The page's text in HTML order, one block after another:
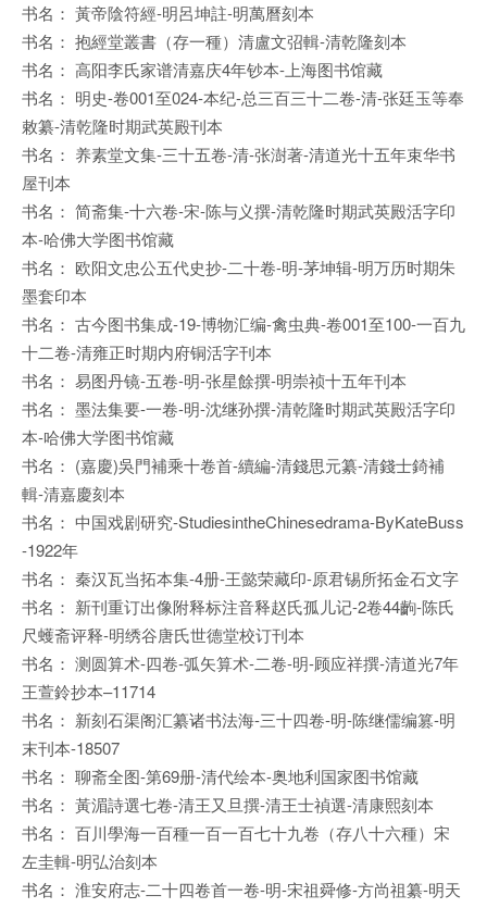
书名： 黃帝陰符經-明呂坤註-明萬曆刻本
书名： 抱經堂叢書（存一種）清盧文弨輯-清乾隆刻本
书名： 高阳李氏家谱清嘉庆4年钞本-上海图书馆藏
书名： 明史-卷001至024-本纪-总三百三十二卷-清-张廷玉等奉
敕纂-清乾隆时期武英殿刊本
书名： 养素堂文集-三十五卷-清-张澍著-清道光十五年束华书
屋刊本
书名： 简斋集-十六卷-宋-陈与义撰-清乾隆时期武英殿活字印
本-哈佛大学图书馆藏
书名： 欧阳文忠公五代史抄-二十卷-明-茅坤辑-明万历时期朱
墨套印本
书名： 古今图书集成-19-博物汇编-禽虫典-卷001至100-一百九
十二卷-清雍正时期内府铜活字刊本
书名： 易图丹镜-五卷-明-张星餘撰-明崇祯十五年刊本
书名： 墨法集要-一卷-明-沈继孙撰-清乾隆时期武英殿活字印
本-哈佛大学图书馆藏
书名： (嘉慶)吳門補乘十卷首-續編-清錢思元纂-清錢士錡補
輯-清嘉慶刻本
书名： 中国戏剧研究-StudiesintheChinesedrama-ByKateBuss
-1922年
书名： 秦汉瓦当拓本集-4册-王懿荣藏印-原君锡所拓金石文字
书名： 新刊重订出像附释标注音释赵氏孤儿记-2卷44齣-陈氏
尺蠖斋评释-明绣谷唐氏世德堂校订刊本
书名： 测圆算术-四卷-弧矢算术-二卷-明-顾应祥撰-清道光7年
王萱鈴抄本–11714
书名： 新刻石渠阁汇纂诸书法海-三十四卷-明-陈继儒编篡-明
末刊本-18507
书名： 聊斋全图-第69册-清代绘本-奥地利国家图书馆藏
书名： 黃湄詩選七卷-清王又旦撰-清王士禎選-清康熙刻本
书名： 百川學海一百種一百一百七十九卷（存八十六種）宋
左圭輯-明弘治刻本
书名： 淮安府志-二十四卷首一卷-明-宋祖舜修-方尚祖纂-明天